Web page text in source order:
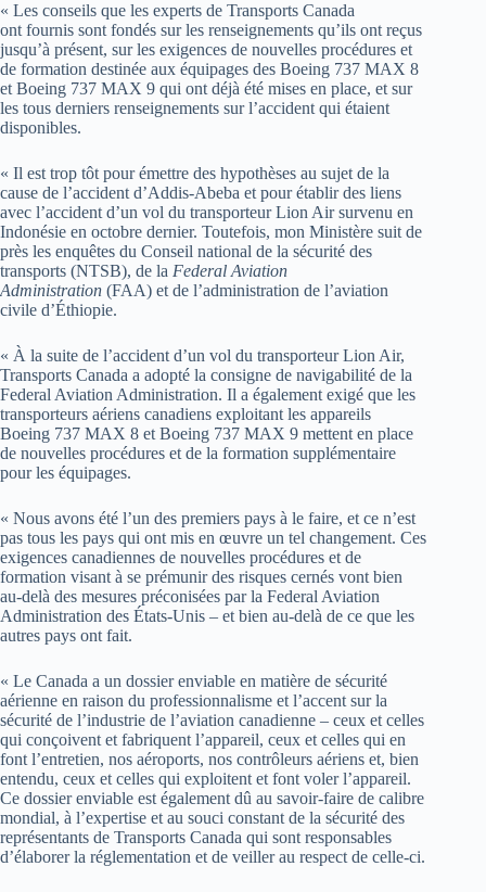
« Les conseils que les experts de Transports Canada
ont fournis sont fondés sur les renseignements qu’ils ont reçus
jusqu’à présent, sur les exigences de nouvelles procédures et
de formation destinée aux équipages des Boeing 737 MAX 8
et Boeing 737 MAX 9 qui ont déjà été mises en place, et sur
les tous derniers renseignements sur l’accident qui étaient
disponibles.
« Il est trop tôt pour émettre des hypothèses au sujet de la
cause de l’accident d’Addis-Abeba et pour établir des liens
avec l’accident d’un vol du transporteur Lion Air survenu en
Indonésie en octobre dernier. Toutefois, mon Ministère suit de
près les enquêtes du Conseil national de la sécurité des
transports (NTSB), de la Federal Aviation
Administration (FAA) et de l’administration de l’aviation
civile d’Éthiopie.
« À la suite de l’accident d’un vol du transporteur Lion Air,
Transports Canada a adopté la consigne de navigabilité de la
Federal Aviation Administration. Il a également exigé que les
transporteurs aériens canadiens exploitant les appareils
Boeing 737 MAX 8 et Boeing 737 MAX 9 mettent en place
de nouvelles procédures et de la formation supplémentaire
pour les équipages.
« Nous avons été l’un des premiers pays à le faire, et ce n’est
pas tous les pays qui ont mis en œuvre un tel changement. Ces
exigences canadiennes de nouvelles procédures et de
formation visant à se prémunir des risques cernés vont bien
au-delà des mesures préconisées par la Federal Aviation
Administration des États-Unis – et bien au-delà de ce que les
autres pays ont fait.
« Le Canada a un dossier enviable en matière de sécurité
aérienne en raison du professionnalisme et l’accent sur la
sécurité de l’industrie de l’aviation canadienne – ceux et celles
qui conçoivent et fabriquent l’appareil, ceux et celles qui en
font l’entretien, nos aéroports, nos contrôleurs aériens et, bien
entendu, ceux et celles qui exploitent et font voler l’appareil.
Ce dossier enviable est également dû au savoir-faire de calibre
mondial, à l’expertise et au souci constant de la sécurité des
représentants de Transports Canada qui sont responsables
d’élaborer la réglementation et de veiller au respect de celle-ci.